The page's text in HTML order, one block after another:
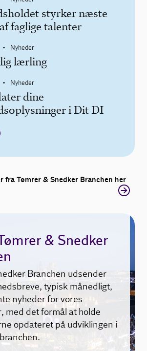
styrker næste
faglige talenter
• Nyheder
lærling
• Nyheder
dine
i Dit DI
fra Tømrer & Snedker Branchen her
& Snedker
Branchen udsender
typisk månedligt,
nyheder for vores
med det formål at holde
opdateret på udviklingen i